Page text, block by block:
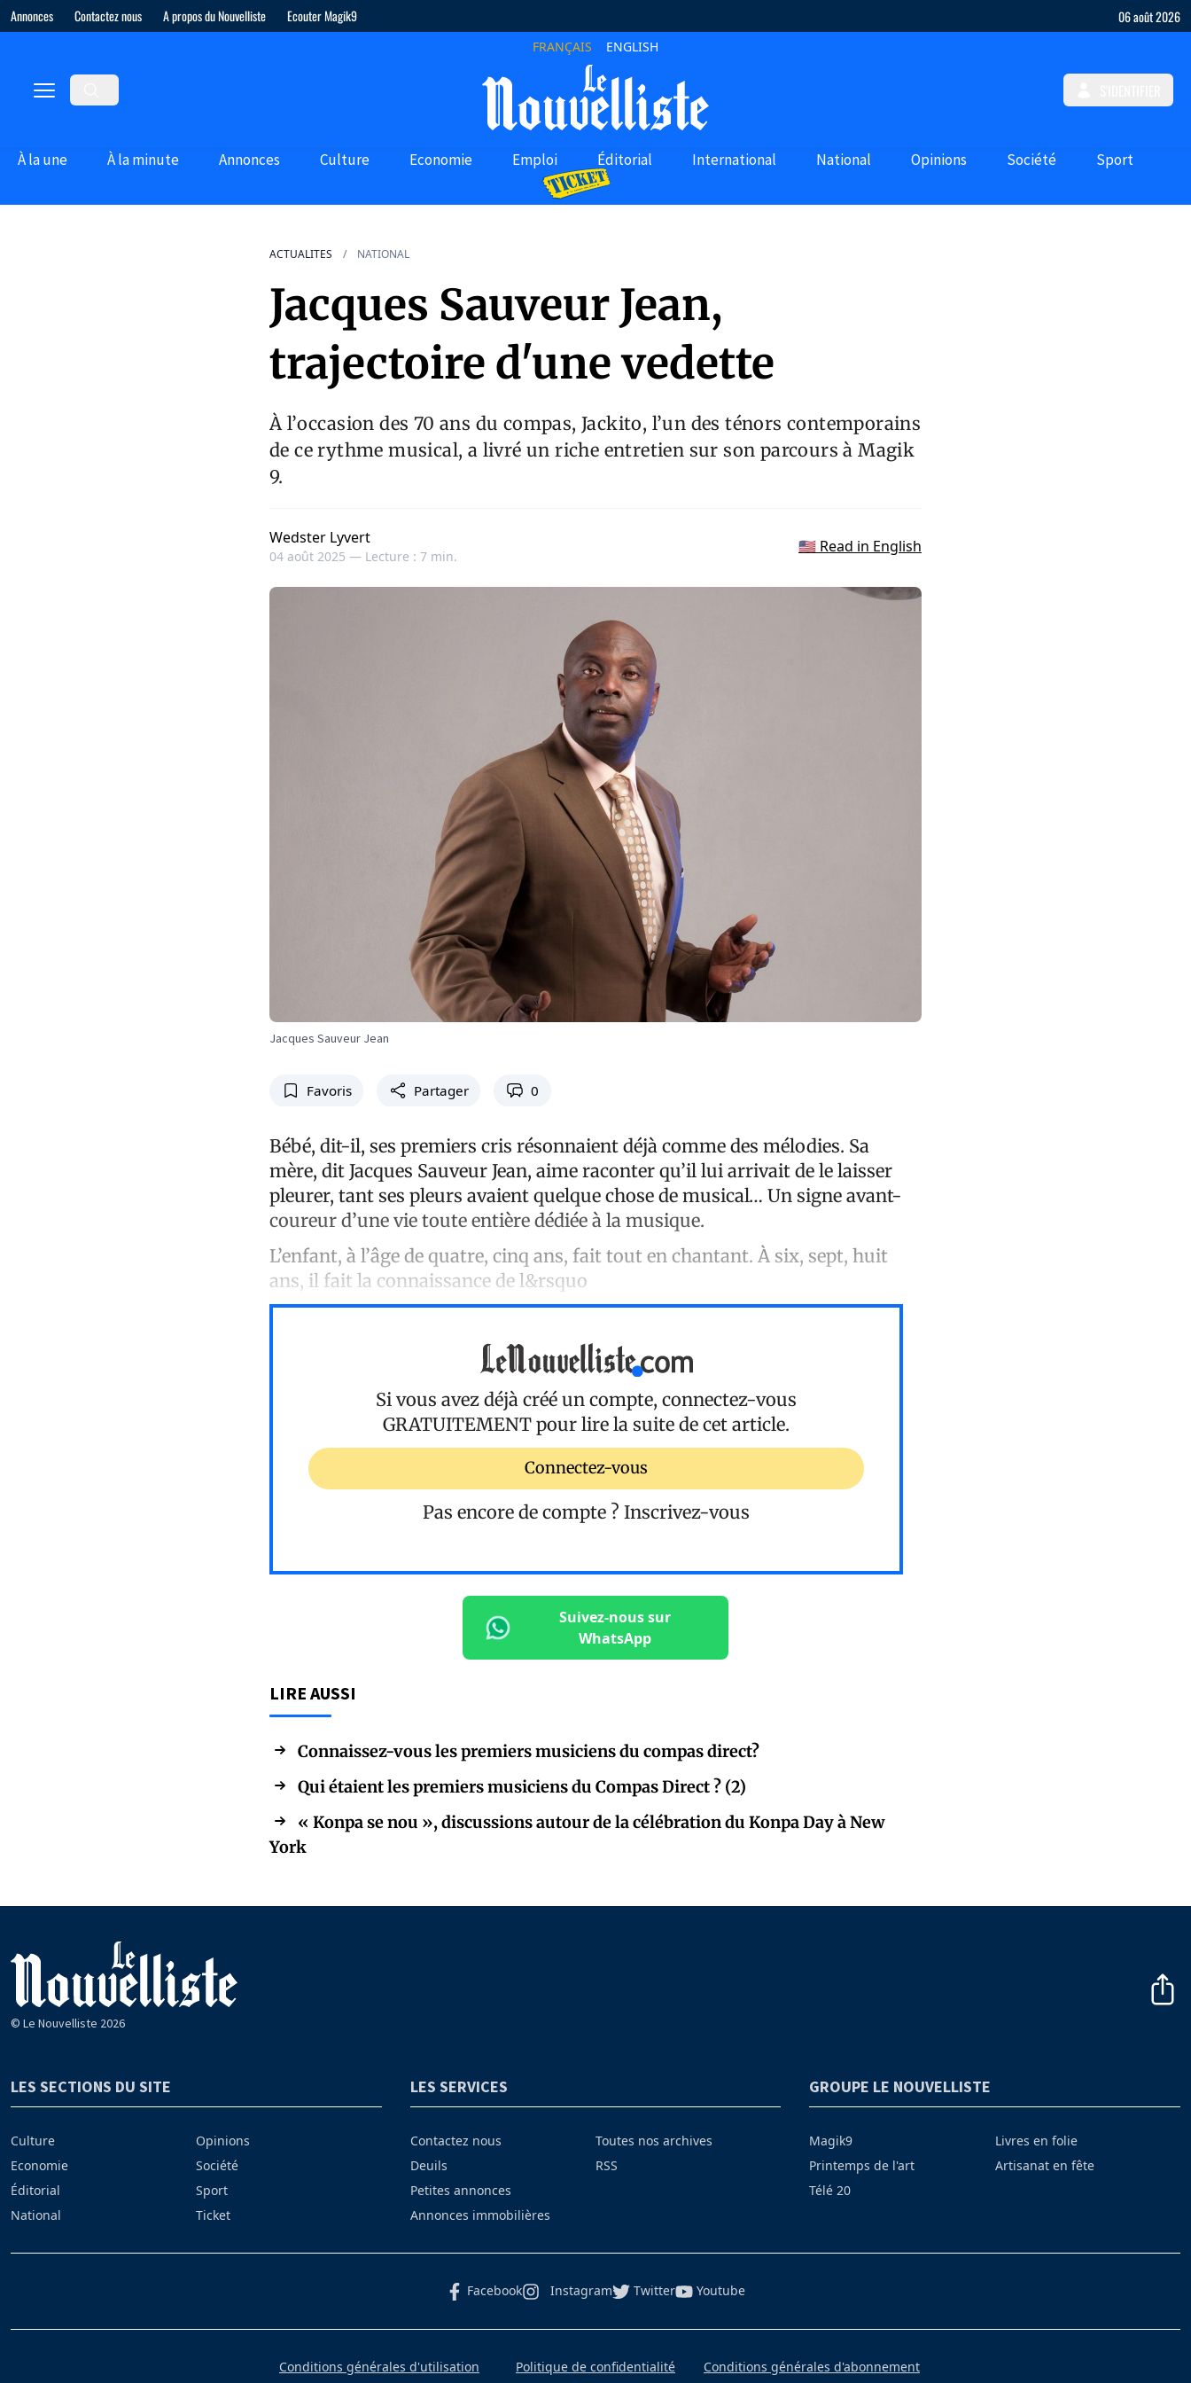
Annonces Contactez nous A propos du Nouvelliste Ecouter Magik9 06 août 2026
FRANÇAIS ENGLISH
À la une À la minute Annonces Culture Economie Emploi Éditorial International National Opinions Société Sport
ACTUALITES NATIONAL
Jacques Sauveur Jean,
trajectoire d'une vedette
À l’occasion des 70 ans du compas, Jackito, l’un des ténors contemporains
de ce rythme musical, a livré un riche entretien sur son parcours à Magik
9.
Wedster Lyvert
04 août 2025 — Lecture : 7 min.
🇺🇸 Read in English
Jacques Sauveur Jean
Favoris Partager 0
Bébé, dit-il, ses premiers cris résonnaient déjà comme des mélodies. Sa
mère, dit Jacques Sauveur Jean, aime raconter qu’il lui arrivait de le laisser
pleurer, tant ses pleurs avaient quelque chose de musical… Un signe avant-
coureur d’une vie toute entière dédiée à la musique.
L’enfant, à l’âge de quatre, cinq ans, fait tout en chantant. À six, sept, huit
ans, il fait la connaissance de l&rsquo
Si vous avez déjà créé un compte, connectez-vous
GRATUITEMENT pour lire la suite de cet article.
Connectez-vous
Pas encore de compte ? Inscrivez-vous
Suivez-nous sur
WhatsApp
LIRE AUSSI
Connaissez-vous les premiers musiciens du compas direct?
Qui étaient les premiers musiciens du Compas Direct ? (2)
« Konpa se nou », discussions autour de la célébration du Konpa Day à New
York
© Le Nouvelliste 2026
LES SECTIONS DU SITE
Culture
Economie
Éditorial
National
Opinions
Société
Sport
Ticket
LES SERVICES
Contactez nous
Deuils
Petites annonces
Annonces immobilières
Toutes nos archives
RSS
GROUPE LE NOUVELLISTE
Magik9
Printemps de l'art
Télé 20
Livres en folie
Artisanat en fête
Facebook Instagram Twitter Youtube
Conditions générales d'utilisation Politique de confidentialité Conditions générales d'abonnement